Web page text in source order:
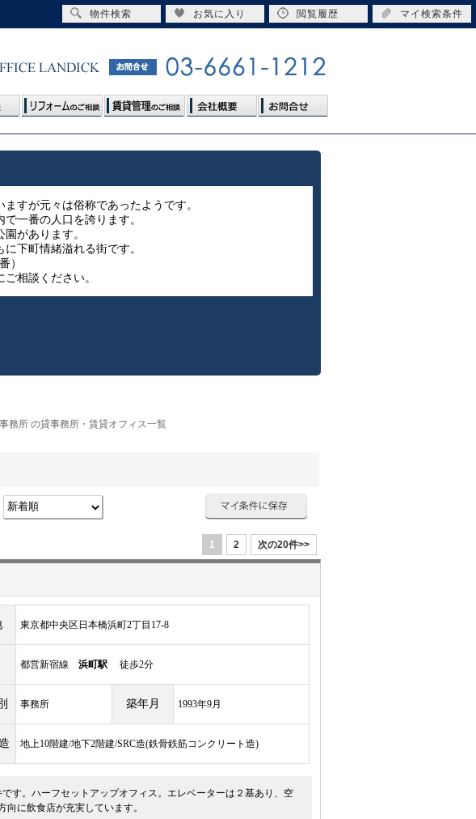
すが元々は俗称であったようです。
一番の人口を誇ります。
があります。
下町情緒溢れる街です。
）
相談ください。
務所 の貸事務所・賃貸オフィス一覧
1 2 次の20件>>
東京都中央区日本橋浜町2丁目17-8
都営新宿線 浜町駅 徒歩2分
事務所 築年月 1993年9月
地上10階建/地下2階建/SRC造(鉄骨鉄筋コンクリート造)
す。ハーフセットアップオフィス。エレベーターは２基あり、空
に飲食店が充実しています。
物件検索 お気に入り 閲覧履歴 マイ検索条件